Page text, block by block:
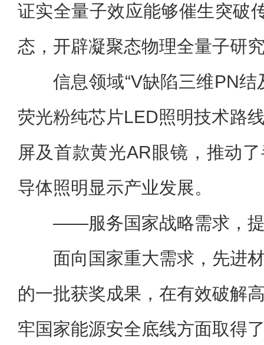
证实全量子效应能够催生突破
态，开辟凝聚态物理全量子研
信息领域“V缺陷三维PN
荧光粉纯芯片LED照明技术路
屏及首款黄光AR眼镜，推动
导体照明显示产业发展。
——服务国家战略需求，
面向国家重大需求，先进
的一批获奖成果，在有效破解
牢国家能源安全底线方面取得